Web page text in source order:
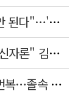
李대통령 "결혼 때문에 손해 보는 나라 안 된다"…'결혼 페널티' 22개 손본다
민주당 제주 연설회 난타전…정청래 "배신자론" 김민석 "관리 무능"
국힘 "李대통령, 국민 반발하자 세제안 번복…졸속 국정 즉각 중단"